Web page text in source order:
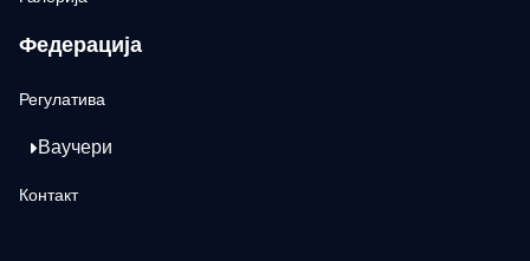
Федерација
Регулатива
Ваучери
Контакт